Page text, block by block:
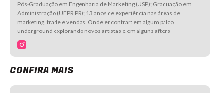
Pós-Graduação em Engenharia de Marketing (USP); Graduação em
Administração (UFPR PR); 13 anos de experiência nas áreas de
marketing, trade e vendas. Onde encontrar: em algum palco
underground explorando novos artistas e em alguns afters
CONFIRA MAIS